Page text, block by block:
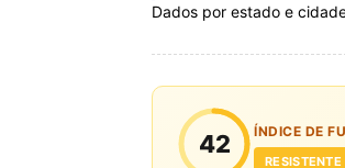
Dados por estado e
42 ÍNDICE DE
RESISTENTE